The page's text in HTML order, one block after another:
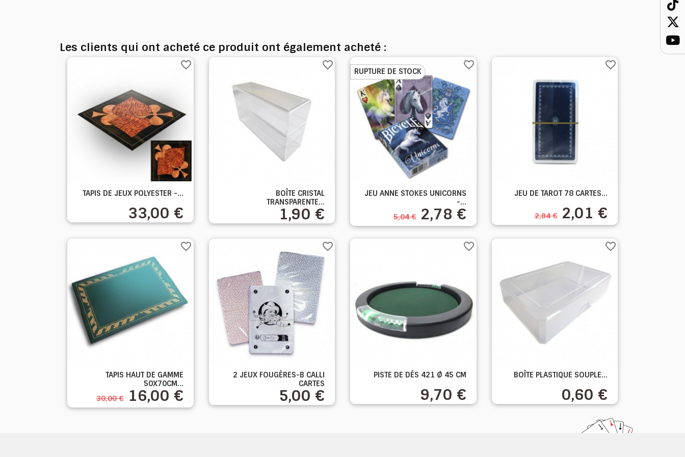
Les clients qui ont acheté ce produit ont également acheté :
Aperçu rapide
TAPIS DE JEUX POLYESTER -...
33,00 €
favorite_border
Aperçu rapide
BOÎTE CRISTAL
TRANSPARENTE...
1,90 €
favorite_border
Aperçu rapide
JEU ANNE STOKES UNICORNS
-...
5,04 € 2,78 €
RUPTURE DE STOCK
favorite_border
Aperçu rapide
JEU DE TAROT 78 CARTES...
2,84 € 2,01 €
favorite_border
Aperçu rapide
TAPIS HAUT DE GAMME
50X70CM...
30,00 €
16,00 €
favorite_border
Aperçu rapide
2 JEUX FOUGÈRES-B CALLI
CARTES
5,00 €
favorite_border
Aperçu rapide
PISTE DE DÉS 421 Ø 45 CM
9,70 €
favorite_border
Aperçu rapide
BOÎTE PLASTIQUE SOUPLE...
0,60 €
favorite_border